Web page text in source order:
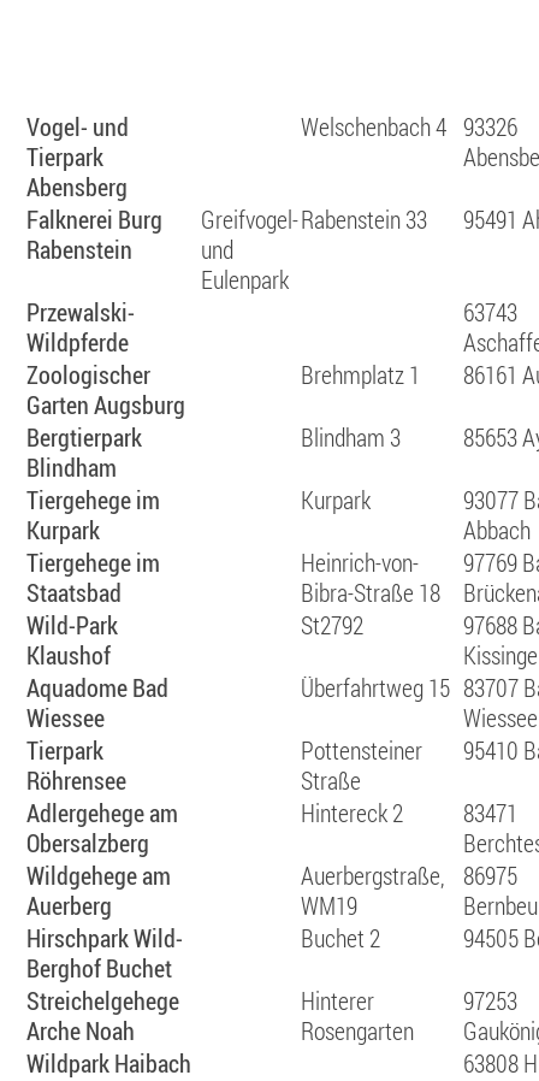
Vogel- und
Tierpark
Abensberg
Welschenbach 4 93326
Falknerei Burg
Rabenstein
Greifvogel-
und
Eulenpark
Rabenstein 33 95491
Przewalski-
Wildpferde
63743
Zoologischer
Garten Augsburg
Brehmplatz 1
86161
Bergtierpark
Blindham
Blindham 3
85653
Tiergehege im
Kurpark
Kurpark
93077
Abbach
Tiergehege im
Staatsbad
Heinrich-von-
Bibra-Straße 18
97769
Wild-Park
Klaushof
St2792
97688
Aquadome Bad
Wiessee
Überfahrtweg 15 83707
Wiessee
Tierpark
Röhrensee
Pottensteiner
Straße
95410
Adlergehege am
Obersalzberg
Hintereck 2
83471
Wildgehege am
Auerberg
Auerbergstraße,
WM19
86975
Hirschpark Wild-
Berghof Buchet
Buchet 2
94505
Streichelgehege
Arche Noah
Hinterer
Rosengarten
97253
Wildpark Haibach
63808